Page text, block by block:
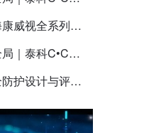
智能新时代
威视全系列物
更放心！
｜泰科C•CUR
智能新时代
护设计与评估